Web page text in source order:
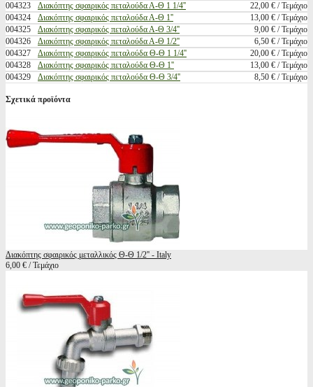
004323
Διακόπτης σφαιρικός πεταλούδα Α-Θ 1 1/4''
22,00 € / Τεμάχιο
004324
Διακόπτης σφαιρικός πεταλούδα Α-Θ 1''
13,00 € / Τεμάχιο
004325
Διακόπτης σφαιρικός πεταλούδα Α-Θ 3/4''
9,00 € / Τεμάχιο
004326
Διακόπτης σφαιρικός πεταλούδα Α-Θ 1/2''
6,50 € / Τεμάχιο
004327
Διακόπτης σφαιρικός πεταλούδα Θ-Θ 1 1/4''
20,00 € / Τεμάχιο
004328
Διακόπτης σφαιρικός πεταλούδα Θ-Θ 1''
13,00 € / Τεμάχιο
004329
Διακόπτης σφαιρικός πεταλούδα Θ-Θ 3/4'' 8,50 € / Τεμάχιο
Σχετικά προϊόντα
Διακόπτης σφαιρικός μεταλλικός Θ-Θ 1/2'' - Italy
6,00 € / Τεμάχιο